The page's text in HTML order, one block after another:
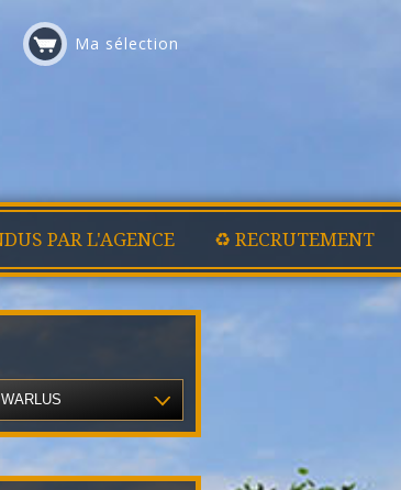
Ma sélection
PAR L'AGENCE ♻️ RECRUTEMENT
WARLUS